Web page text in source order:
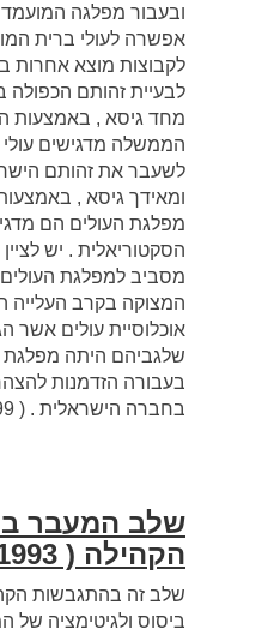
ובעבור מפלגה
אפשרה לעולי ברית
לקבוצות מוצא אחרות
לבעיית זהותם
מחד גיסא , באמצעות
הממשלה מדגישים
לשעבר את זהותם
ומאידך גיסא ,
מפלגת העולים הם
הסקטוריאלית . יש
מסביב למפלגת
המצוקה בקרב העלייה
אוכלוסיית עולים אשר
שלגביהם היתה מפלגת
בעבורה הזדמנות
בחברה הישראלית . ( Horowitz . 1999 ).
שלב המעבר
הקהילה ( 1996-1993 )
שלב זה בהתגבשות
ביסוס ולגיטימציה של